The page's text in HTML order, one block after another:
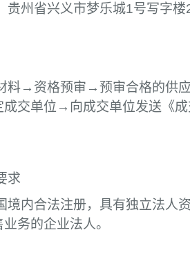
贵州省兴义市梦乐城1号写字楼
料→资格预审→预审合格的供
交单位→向成交单位发送《
求
境内合法注册，具有独立法人
务的企业法人。